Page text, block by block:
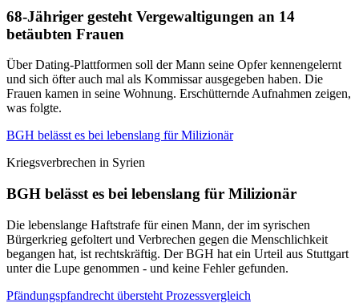
68-Jähriger gesteht Vergewaltigungen an 14
betäubten Frauen
Über Dating-Plattformen soll der Mann seine Opfer kennengelernt
und sich öfter auch mal als Kommissar ausgegeben haben. Die
Frauen kamen in seine Wohnung. Erschütternde Aufnahmen zeigen,
was folgte.
BGH belässt es bei lebenslang für Milizionär
Kriegsverbrechen in Syrien
BGH belässt es bei lebenslang für Milizionär
Die lebenslange Haftstrafe für einen Mann, der im syrischen
Bürgerkrieg gefoltert und Verbrechen gegen die Menschlichkeit
begangen hat, ist rechtskräftig. Der BGH hat ein Urteil aus Stuttgart
unter die Lupe genommen - und keine Fehler gefunden.
Pfändungspfandrecht übersteht Prozessvergleich